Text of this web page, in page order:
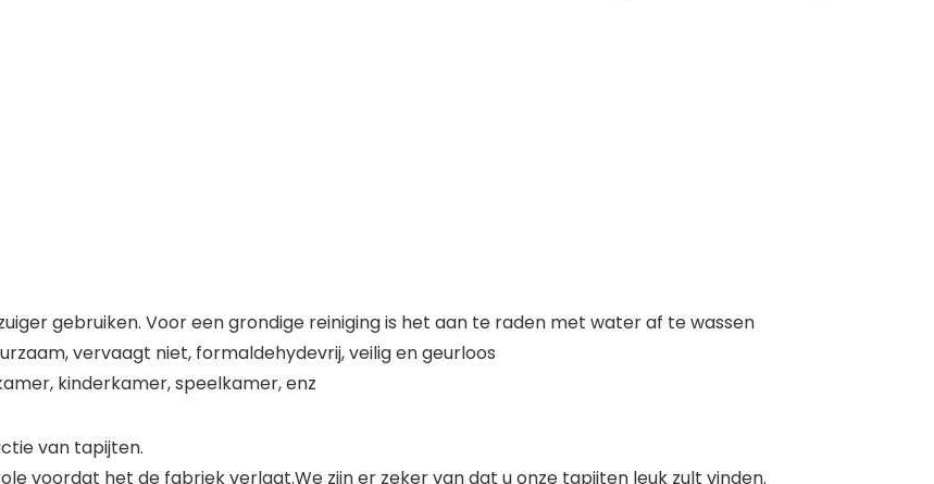
gebruiken. Voor een grondige reiniging is het aan te raden met water af te wassen
vervaagt niet, formaldehydevrij, veilig en geurloos
kinderkamer, speelkamer, enz
van tapijten.
voordat het de fabriek verlaat.We zijn er zeker van dat u onze tapijten leuk zult vinden.